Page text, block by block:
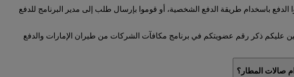
باسخدام طريقة الدفع الشخصية، أو قوموا بإرسال طلب إلى مدير البرنامج للدفع
عليكم ذكر رقم عضويتكم في برنامج مكافآت الشركات من طيران الإمارات والدفع
صالات المطار؟